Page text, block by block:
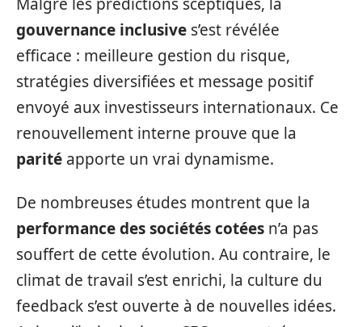
gouvernance inclusive s’est révélée
efficace : meilleure gestion du risque,
stratégies diversifiées et message positif
envoyé aux investisseurs internationaux. Ce
renouvellement interne prouve que la
parité apporte un vrai dynamisme.
De nombreuses études montrent que la
performance des sociétés cotées n’a pas
souffert de cette évolution. Au contraire, le
climat de travail s’est enrichi, la culture du
feedback s’est ouverte à de nouvelles idées.